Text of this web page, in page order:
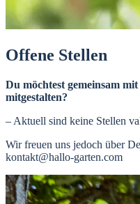
Offene Stellen
Du möchtest gemeinsam
mitgestalten?
– Aktuell sind keine Stellen
Wir freuen uns jedoch über
kontakt@hallo-garten.com